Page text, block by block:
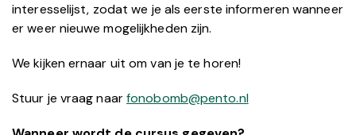
interesselijst, zodat we je als eerste informeren wanneer
er weer nieuwe mogelijkheden zijn.
We kijken ernaar uit om van je te horen!
Stuur je vraag naarfonobomb@pento.nl